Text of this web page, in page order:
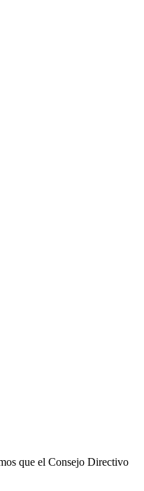
que el Consejo Directivo